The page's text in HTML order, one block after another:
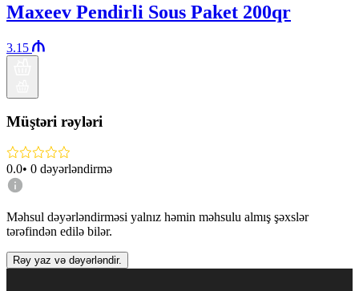
Maxeev Pendirli Sous Paket 200qr
3.15
Müştəri rəyləri
0.0• 0 dəyərləndirmə
Məhsul dəyərləndirməsi yalnız həmin məhsulu almış şəxslər
tərəfindən edilə bilər.
Rəy yaz və dəyərləndir.